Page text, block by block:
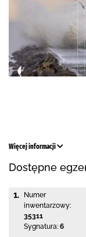
Więcej informacji
Dostępne
1.
Numer
inwentarzowy:
35311
Sygnatura: 6